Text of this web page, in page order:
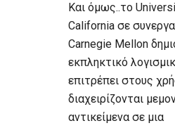
Και όμως..το
California σε
Carnegie Mellon
εκπληκτικό
επιτρέπει στους
διαχειρίζονται
αντικείμενα σε μια